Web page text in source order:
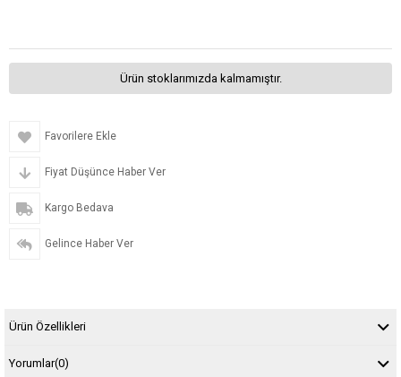
Ürün stoklarımızda kalmamıştır.
Favorilere Ekle
Fiyat Düşünce Haber Ver
Kargo Bedava
Gelince Haber Ver
Ürün Özellikleri
Yorumlar(0)